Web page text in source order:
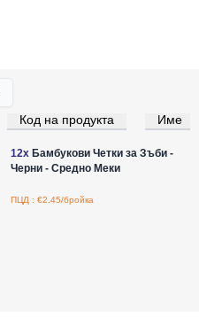
Код на продукта Име
Влезте за цени на едро
12xБамбукови Четки за Зъби -
Черни - Средно Меки
ПЦД : €2.45/бройка